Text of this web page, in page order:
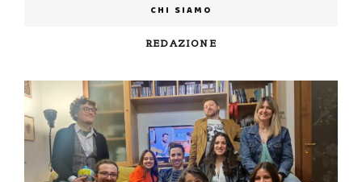
CHI SIAMO
REDAZIONE